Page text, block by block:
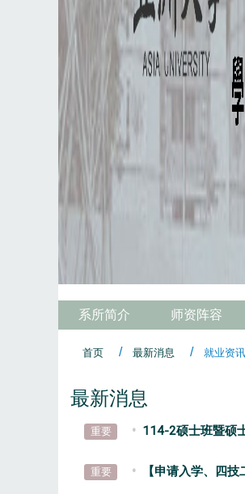
系所简介 师资阵容
首页 最新消息 就业资讯
最新消息
重要 114-2硕士班暨硕
重要 【申请入学、四